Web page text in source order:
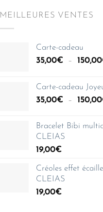
MEILLEURES VENTES
Carte-cadeau
35,00€ – 150,00
Carte-cadeau
35,00€ – 150,00
Bracelet Bibi
CLEIAS
19,00€
Créoles effet
CLEIAS
19,00€